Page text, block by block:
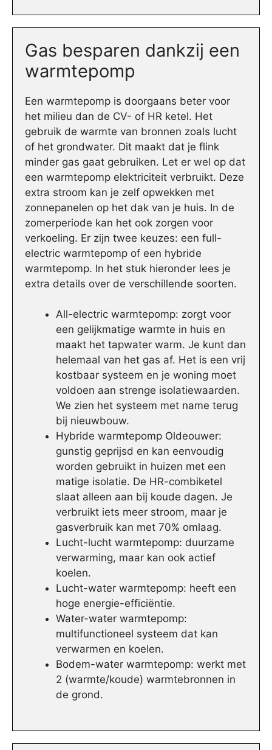
Gas besparen dankzij een
warmtepomp
Een warmtepomp is doorgaans beter voor
het milieu dan de CV- of HR ketel. Het
gebruik de warmte van bronnen zoals lucht
of het grondwater. Dit maakt dat je flink
minder gas gaat gebruiken. Let er wel op dat
een warmtepomp elektriciteit verbruikt. Deze
extra stroom kan je zelf opwekken met
zonnepanelen op het dak van je huis. In de
zomerperiode kan het ook zorgen voor
verkoeling. Er zijn twee keuzes: een full-
electric warmtepomp of een hybride
warmtepomp. In het stuk hieronder lees je
extra details over de verschillende soorten.
All-electric warmtepomp: zorgt voor
een gelijkmatige warmte in huis en
maakt het tapwater warm. Je kunt dan
helemaal van het gas af. Het is een vrij
kostbaar systeem en je woning moet
voldoen aan strenge isolatiewaarden.
We zien het systeem met name terug
bij nieuwbouw.
Hybride warmtepomp Oldeouwer:
gunstig geprijsd en kan eenvoudig
worden gebruikt in huizen met een
matige isolatie. De HR-combiketel
slaat alleen aan bij koude dagen. Je
verbruikt iets meer stroom, maar je
gasverbruik kan met 70% omlaag.
Lucht-lucht warmtepomp: duurzame
verwarming, maar kan ook actief
koelen.
Lucht-water warmtepomp: heeft een
hoge energie-efficiëntie.
Water-water warmtepomp:
multifunctioneel systeem dat kan
verwarmen en koelen.
Bodem-water warmtepomp: werkt met
2 (warmte/koude) warmtebronnen in
de grond.